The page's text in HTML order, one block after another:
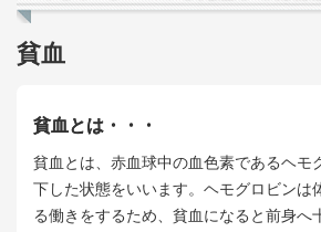
貧血
貧血とは・・・
貧血とは、赤血球中の血色素であるヘモ
下した状態をいいます。ヘモグロビンは
る働きをするため、貧血になると前身へ